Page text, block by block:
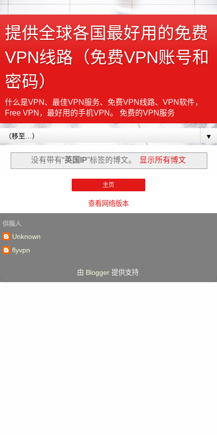
提供全球各国最好用的免费
VPN线路（免费VPN账号和
密码）
什么是VPN、最佳VPN服务、免费VPN线路、VPN软件，
Free VPN，最好用的手机VPN。 免费的VPN服务
▼
没有带有“英国IP”标签的博文。 显示所有博文
主页
查看网络版本
供稿人
Unknown
flyvpn
由 Blogger提供支持.